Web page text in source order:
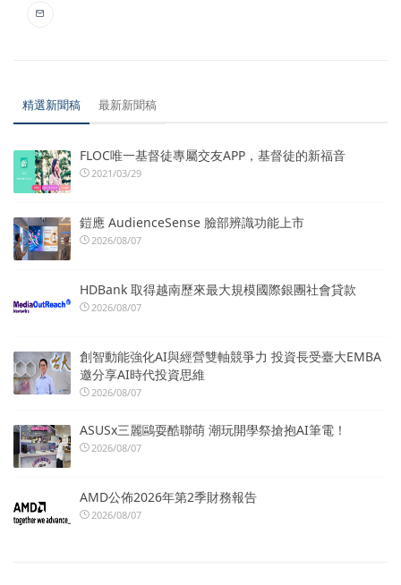
精選新聞稿 最新新聞稿
FLOC唯一基督徒專屬交友APP，基督徒的新福音
2021/03/29
鎧應 AudienceSense 臉部辨識功能上市
2026/08/07
HDBank 取得越南歷來最大規模國際銀團社會貸款
2026/08/07
創智動能強化AI與經營雙軸競爭力 投資長受臺大EMBA
邀分享AI時代投資思維
2026/08/07
ASUSx三麗鷗耍酷聯萌 潮玩開學祭搶抱AI筆電！
2026/08/07
AMD公佈2026年第2季財務報告
2026/08/07